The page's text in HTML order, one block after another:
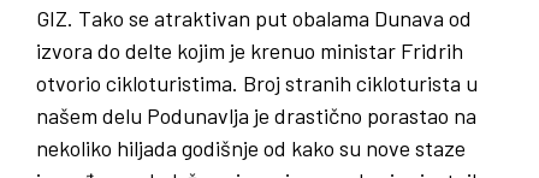
GIZ. Tako se atraktivan put obalama Dunava od
izvora do delte kojim je krenuo ministar Fridrih
otvorio cikloturistima. Broj stranih cikloturista u
našem delu Podunavlja je drastično porastao na
nekoliko hiljada godišnje od kako su nove staze